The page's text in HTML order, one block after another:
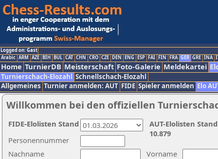
Logged on: Gast
Arabic ARM AZE BIH BUL CAT CHN CRO CZE DEN ENG ESP FAI FIN FRA GER GRE INA
Home TurnierDB Meisterschaft Foto-Galerie Meldekartei
Turnierschach-Elozahl Schnellschach-Elozahl
Allgemeines Turnier anmelden: AUT FIDE Spieler anmelden Elo
Willkommen bei den offiziellen
Nachname
Vorname
Personennummer
AUT-Elolisten
10.879
FIDE-Elolisten Stand